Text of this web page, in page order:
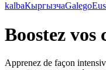
kalbaКыргызчаGalego
Boostez
Apprenez de façon